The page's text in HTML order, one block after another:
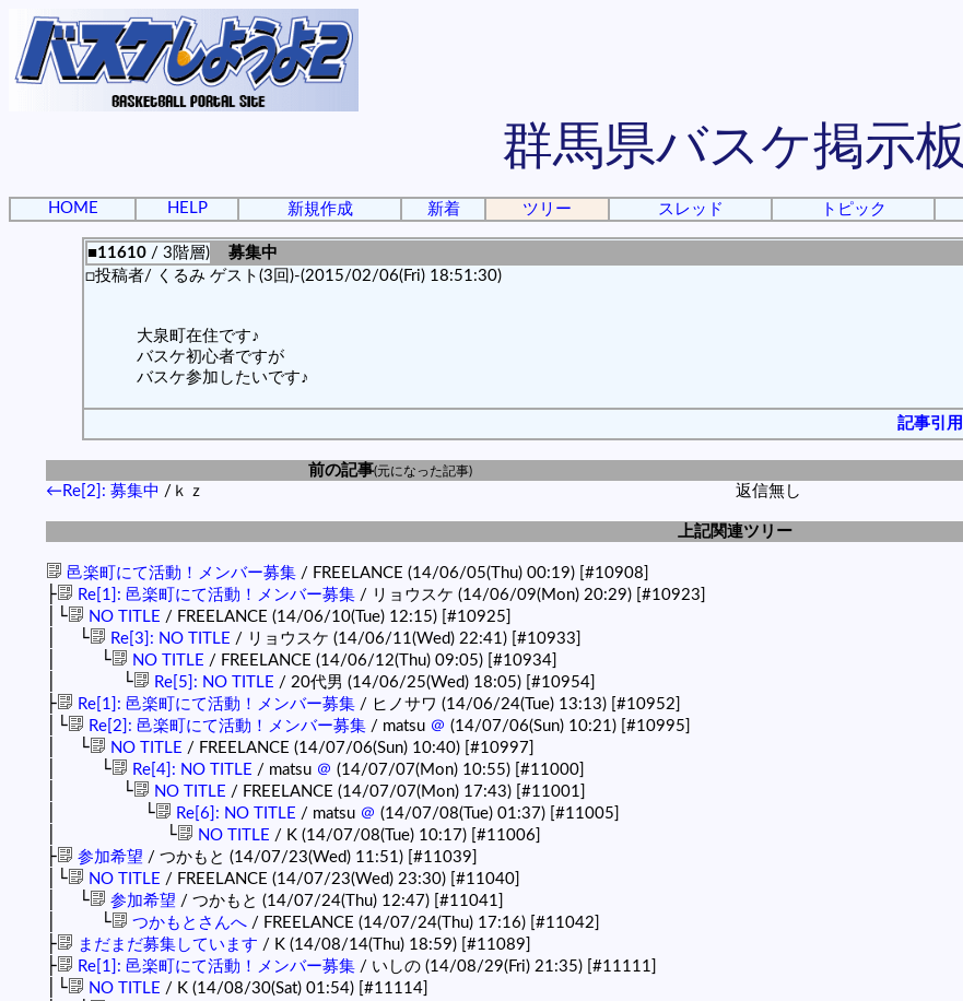
群馬県バスケ掲示板
HOME HELP 新規作成 新着 ツリー スレッド トピック
■11610/ 3階層)
募集中
□投稿者/ くるみ ゲスト(3回)-(2015/02/06(Fri) 18:51:30)
大泉町在住です♪
バスケ初心者ですが
バスケ参加したいです♪
記事引用
前の記事(元になった記事)
←Re[2]: 募集中 /ｋｚ 返信無し
上記関連ツリー
邑楽町にて活動！メンバー募集/ FREELANCE (14/06/05(Thu) 00:19) [#10908]
├ Re[1]: 邑楽町にて活動！メンバー募集/ リョウスケ (14/06/09(Mon) 20:29) [#10923]
│└ NO TITLE / FREELANCE (14/06/10(Tue) 12:15) [#10925]
│ └ Re[3]: NO TITLE / リョウスケ (14/06/11(Wed) 22:41) [#10933]
│ └ NO TITLE / FREELANCE (14/06/12(Thu) 09:05) [#10934]
│ └ Re[5]: NO TITLE / 20代男 (14/06/25(Wed) 18:05) [#10954]
├ Re[1]: 邑楽町にて活動！メンバー募集/ ヒノサワ (14/06/24(Tue) 13:13) [#10952]
│└ Re[2]: 邑楽町にて活動！メンバー募集/ matsu ＠ (14/07/06(Sun) 10:21) [#10995]
│ └ NO TITLE / FREELANCE (14/07/06(Sun) 10:40) [#10997]
│ └ Re[4]: NO TITLE / matsu ＠ (14/07/07(Mon) 10:55) [#11000]
│ └ NO TITLE / FREELANCE (14/07/07(Mon) 17:43) [#11001]
│ └ Re[6]: NO TITLE / matsu ＠ (14/07/08(Tue) 01:37) [#11005]
│ └ NO TITLE / K (14/07/08(Tue) 10:17) [#11006]
├ 参加希望 / つかもと (14/07/23(Wed) 11:51) [#11039]
│└ NO TITLE / FREELANCE (14/07/23(Wed) 23:30) [#11040]
│ └ 参加希望 / つかもと (14/07/24(Thu) 12:47) [#11041]
│ └ つかもとさんへ/ FREELANCE (14/07/24(Thu) 17:16) [#11042]
├ まだまだ募集しています / K (14/08/14(Thu) 18:59) [#11089]
├ Re[1]: 邑楽町にて活動！メンバー募集/ いしの (14/08/29(Fri) 21:35) [#11111]
│└ NO TITLE / K (14/08/30(Sat) 01:54) [#11114]